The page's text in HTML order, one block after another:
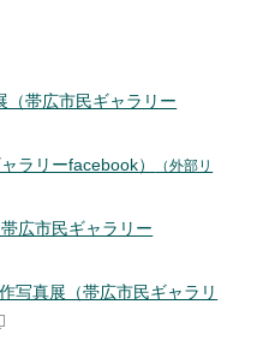
（帯広市民ギャラリー
ラリーfacebook）
（外部リ
広市民ギャラリー
写真展（帯広市民ギャラリ